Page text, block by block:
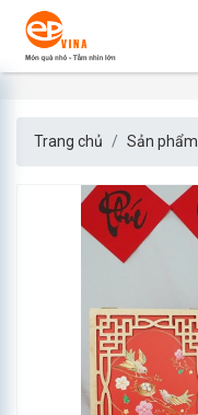
Trang chủ Sản phẩm